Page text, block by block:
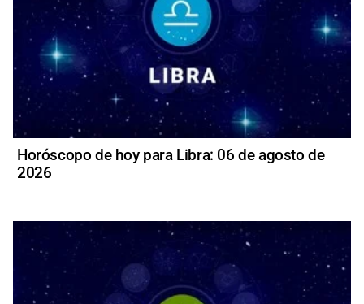
Horóscopo de hoy para Libra: 06 de agosto de
2026